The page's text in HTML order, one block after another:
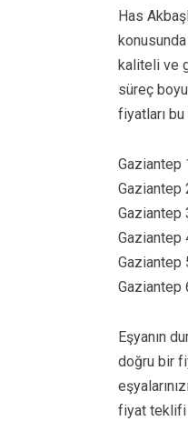
Has
kaliteli ve
süreç
fiyatları
Gaziantep
Gaziantep
Gaziantep
Gaziantep
Gaziantep
Gaziantep
Eşyanın
doğru bir
fiyat teklifi